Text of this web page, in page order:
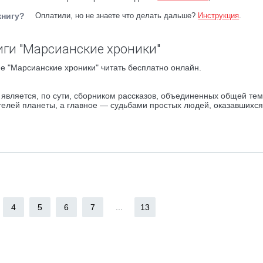
Оплатили, но не знаете что делать дальше? Инструкция.
"Марсианские хроники"
"Марсианские хроники" читать бесплатно онлайн.
по сути, сборником рассказов, объединенных общей
планеты, а главное — судьбами простых людей,
4 5 6 7 13